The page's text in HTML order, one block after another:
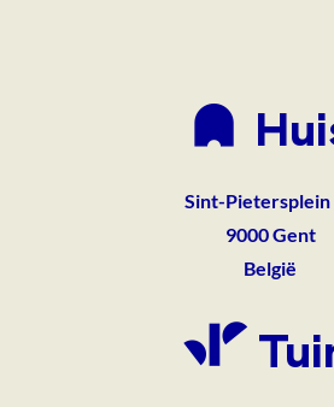
Sint-Pietersplein
9000Gent
België